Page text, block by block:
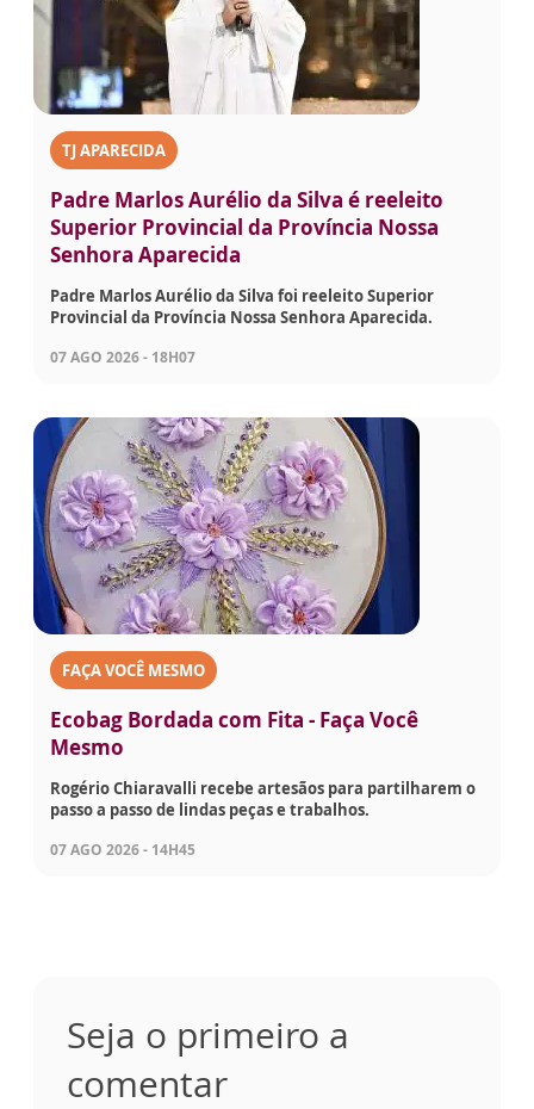
TJ APARECIDA
Padre Marlos Aurélio da Silva é reeleito
Superior Provincial da Província Nossa
Senhora Aparecida
Padre Marlos Aurélio da Silva foi reeleito Superior
Provincial da Província Nossa Senhora Aparecida.
07 AGO 2026 - 18H07
FAÇA VOCÊ MESMO
Ecobag Bordada com Fita - Faça Você
Mesmo
Rogério Chiaravalli recebe artesãos para partilharem o
passo a passo de lindas peças e trabalhos.
07 AGO 2026 - 14H45
Seja o primeiro a
comentar